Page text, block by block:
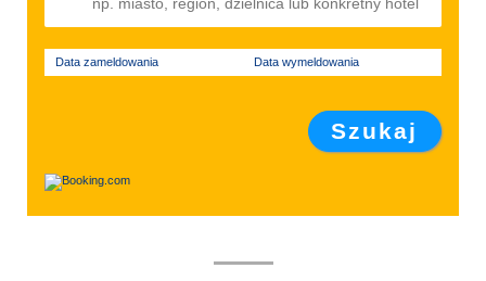
Data zameldowania Data wymeldowania